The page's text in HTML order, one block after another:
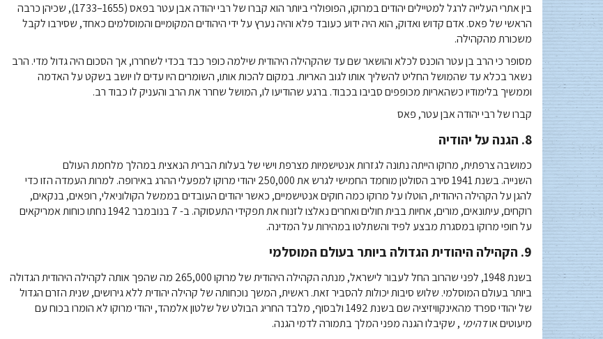
בין אתרי העלייה לרגל למטיילים יהודים במרוקו, הפופולרי ביותר הוא קברו של רבי יהודה אבן עטר בפאס (1655–1733), שכיהן כרבה
הראשי של פאס. אדם קדוש ואדוק, הוא היה ידוע כעובד פלא והיה נערץ על ידי היהודים המקומיים והמוסלמים כאחד, שסירבו לקבל
משכורת מהקהילה.
מסופר כי הרב בן עטר הוכנס לכלא והושאר שם עד שהקהילה היהודית שילמה כופר כבד בכדי לשחררו, אך הסכום היה גדול מדי. הרב
נשאר בכלא עד שהמושל החליט להשליך אותו לגוב האריות. במקום להכות אותו, השומרים היו עדים לו יושב בשקט על האדמה
וממשיך בלימודיו כשהאריות מכופפים סביבו בכבוד. ברגע שהודיעו לו, המושל שחרר את הרב והעניק לו כבוד רב.
קברו של רבי יהודה אבן עטר, פאס
8. הגנה על יהודיה
כמושבה צרפתית, מרוקו הייתה נתונה לגזרות אנטישמיות מצרפת וישי של בעלות הברית הנאצית במהלך מלחמת העולם
השנייה. בשנת 1941 סירב הסולטן מוחמד החמישי לגרש את 250,000 יהודי מרוקו למפעלי ההרג באירופה. למרות העמדה הזו כדי
להגן על הקהילה היהודית, הוטלו על מרוקו כמה חוקים אנטישמיים, כאשר יהודים העובדים בממשל הקולוניאלי, רופאים, בנקאים,
רוקחים, עיתונאים, מורים, אחיות בבית חולים ואחרים נאלצו לזנוח את תפקידי התעסוקה. ב- 7 בנובמבר 1942 נחתו כוחות אמריקאים
על חופי מרוקו במסגרת מבצע לפיד והשתלטו במהירות על המדינה.
9. הקהילה היהודית הגדולה ביותר בעולם המוסלמי
בשנת 1948, לפני שהרוב החל לעבור לישראל, מנתה הקהילה היהודית של מרוקו 265,000 מה שהפך אותה לקהילה היהודית הגדולה
ביותר בעולם המוסלמי. שלוש סיבות יכולות להסביר זאת. ראשית, המשך נוכחותה של קהילה יהודית ללא גירושים, שנית הזרם הגדול
של יהודי ספרד מהאינקוויזיציה שם בשנת 1492 ולבסוף, מלבד החריג הבולט של שלטון אלמהד, יהודי מרוקו לא הומרו בכוח עם
מיעוטים אודהימי , שקיבלו הגנה מפני המלך בתמורה לדמי הגנה.